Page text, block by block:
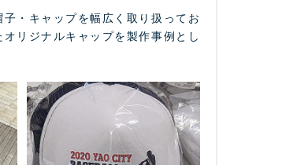
・キャップを幅広く取り扱ってお
リジナルキャップを製作事例とし